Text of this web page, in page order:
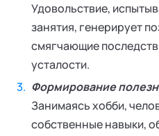
Удовольствие,
занятия, генерирует
смягчающие
усталости.
Формирование
Занимаясь хобби,
собственные навыки,